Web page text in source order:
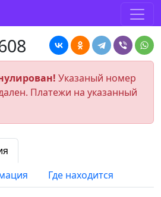
Указаный номер
Платежи на указанный
Где находится